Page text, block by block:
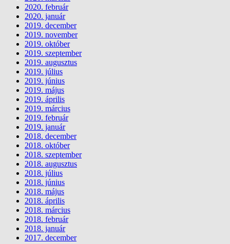
2020. február
2020. január
2019. december
2019. november
2019. október
2019. szeptember
2019. augusztus
2019. július
2019. június
2019. május
2019. április
2019. március
2019. február
2019. január
2018. december
2018. október
2018. szeptember
2018. augusztus
2018. július
2018. június
2018. május
2018. április
2018. március
2018. február
2018. január
2017. december